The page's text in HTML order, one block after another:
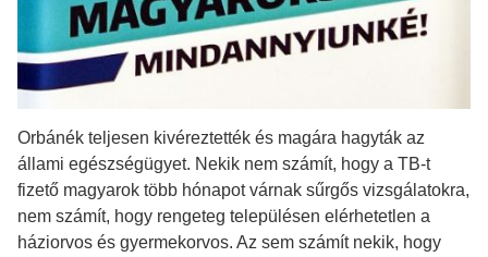
Orbánék teljesen kivéreztették és magára hagyták az
állami egészségügyet. Nekik nem számít, hogy a TB-t
fizető magyarok több hónapot várnak sűrgős vizsgálatokra,
nem számít, hogy rengeteg településen elérhetetlen a
háziorvos és gyermekorvos. Az sem számít nekik, hogy